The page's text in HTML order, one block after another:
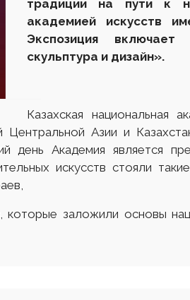
традиции на пути к
академией искусств
Экспозиция включает
скульптура и дизайн».
Казахская национальная
Азии и
день Академия является
искусств стояли
заложили основы